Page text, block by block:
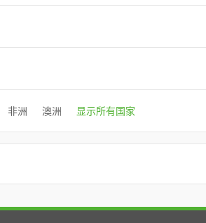
非洲 澳洲 显示所有国家